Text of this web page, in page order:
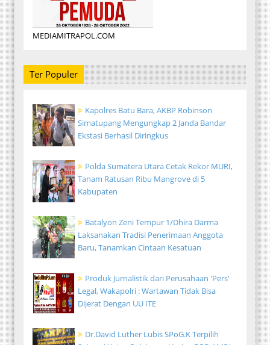
MEDIAMITRAPOL.COM
Ter Populer
Kapolres Batu Bara, AKBP Robinson
Simatupang Mengungkap 2 Janda Bandar
Ekstasi Berhasil Diringkus
Polda Sumatera Utara Cetak Rekor MURI,
Tanam Ratusan Ribu Mangrove di 5
Kabupaten
Batalyon Zeni Tempur 1/Dhira Darma
Laksanakan Tradisi Penerimaan Anggota
Baru, Tanamkan Cintaan Kesatuan
Produk Jurnalistik dari Perusahaan 'Pers'
Legal, Wakapolri : Wartawan Tidak Bisa
Dijerat Dengan UU ITE
Dr.David Luther Lubis SPoG.K Terpilih